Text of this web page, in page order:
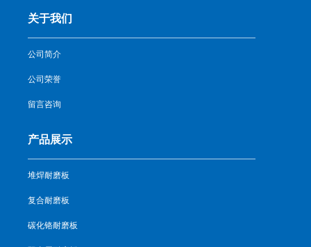
关于我们
公司简介
公司荣誉
留言咨询
产品展示
堆焊耐磨板
复合耐磨板
碳化铬耐磨板